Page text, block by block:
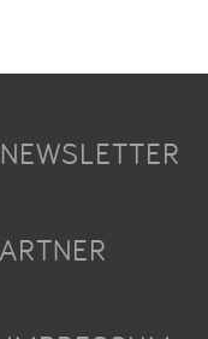
NEWSLETTER